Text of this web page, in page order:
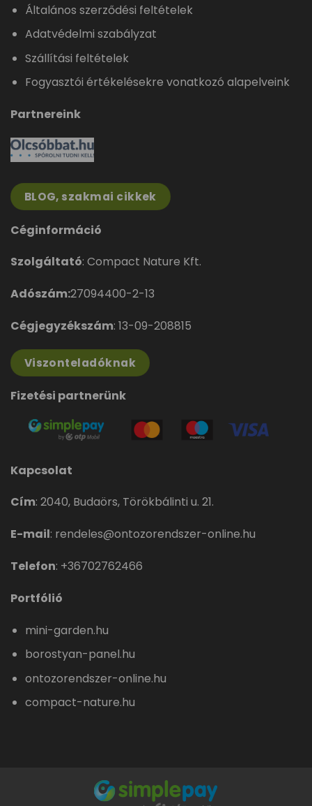
Általános szerződési feltételek
Adatvédelmi szabályzat
Szállítási feltételek
Fogyasztói értékelésekre vonatkozó alapelveink
Partnereink
BLOG, szakmai cikkek
Céginformáció
Szolgáltató: Compact Nature Kft.
Adószám:27094400-2-13
Cégjegyzékszám: 13-09-208815
Viszonteladóknak
Fizetési partnerünk
Kapcsolat
Cím: 2040, Budaörs, Törökbálinti u. 21.
E-mail: rendeles@ontozorendszer-online.hu
Telefon: +36702762466
Portfólió
mini-garden.hu
borostyan-panel.hu
ontozorendszer-online.hu
compact-nature.hu